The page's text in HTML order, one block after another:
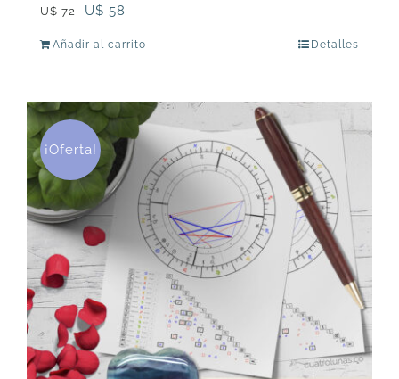
U$72
El
U$
72.
U$ 58
U$
58.
Añadir al carrito Detalles
¡Oferta!